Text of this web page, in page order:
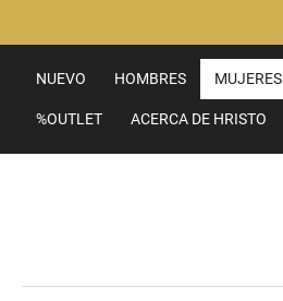
al
contenido
NUEVO HOMBRES MUJERES
%OUTLET ACERCA DE HRISTO